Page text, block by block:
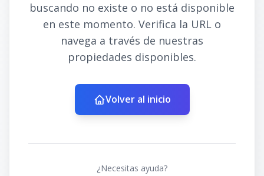
buscando no existe o no está disponible
en este momento. Verifica la URL o
navega a través de nuestras
propiedades disponibles.
Volver al inicio
¿Necesitas ayuda?